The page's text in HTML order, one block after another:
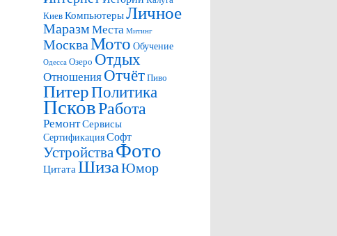
КиевКомпьютерыЛичное
МаразмМеста Митинг
МоскваМото Обучение
Одесса Озеро Отдых
ОтношенияОтчётПиво
ПитерПолитика
ПсковРабота
РемонтСервисы
СертификацияСофт
УстройстваФото
Цитата ШизаЮмор